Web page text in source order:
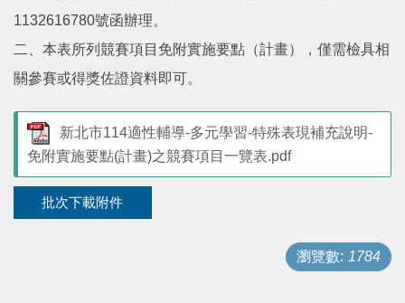
活動訊息
IEP
1132616780號函辦理。
二、本表所列競賽項目免附實施要點（計畫），僅需檢具相
關參賽或得獎佐證資料即可。
新北市114適性輔導-多元學習-特殊表現補充說明-
免附實施要點(計畫)之競賽項目一覽表.pdf
批次下載附件
瀏覽數: 1784